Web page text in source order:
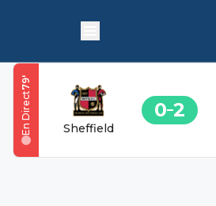
Sheffield
0 2
79
'
En Direct